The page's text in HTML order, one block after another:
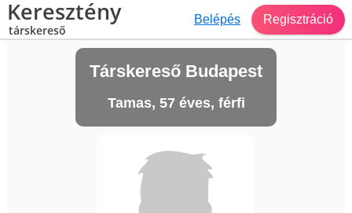
Keresztény
társkereső
Belépés Regisztráció
Társkereső Budapest
Tamas, 57 éves, férfi